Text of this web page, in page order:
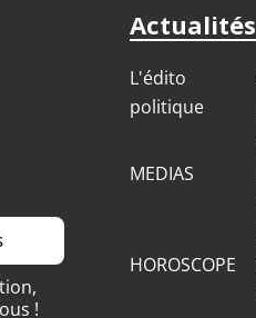
!
Actualités
L'édito
politique
MEDIAS
HOROSCOPE